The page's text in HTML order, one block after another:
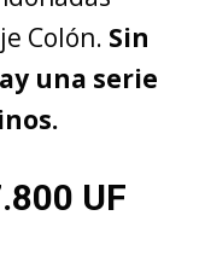
Colón. Sin
una serie
UF